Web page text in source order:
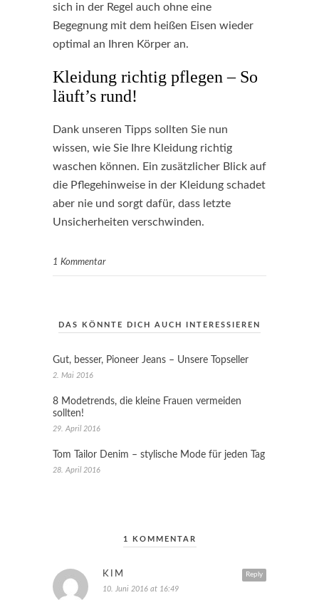
sich in der Regel auch ohne eine
Begegnung mit dem heißen Eisen wieder
optimal an Ihren Körper an.
Kleidung richtig pflegen – So
läuft’s rund!
Dank unseren Tipps sollten Sie nun
wissen, wie Sie Ihre Kleidung richtig
waschen können. Ein zusätzlicher Blick auf
die Pflegehinweise in der Kleidung schadet
aber nie und sorgt dafür, dass letzte
Unsicherheiten verschwinden.
1 Kommentar
DAS KÖNNTE DICH AUCH INTERESSIEREN
Gut, besser, Pioneer Jeans – Unsere Topseller
2. Mai 2016
8 Modetrends, die kleine Frauen vermeiden
sollten!
29. April 2016
Tom Tailor Denim – stylische Mode für jeden Tag
28. April 2016
1 KOMMENTAR
Reply
KIM
10. Juni 2016 at 16:49